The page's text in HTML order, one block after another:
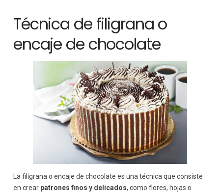
Técnica de filigrana o
encaje de chocolate
La filigrana o encaje de chocolate es una técnica que consiste
en crear patrones finos y delicados, como flores, hojas o